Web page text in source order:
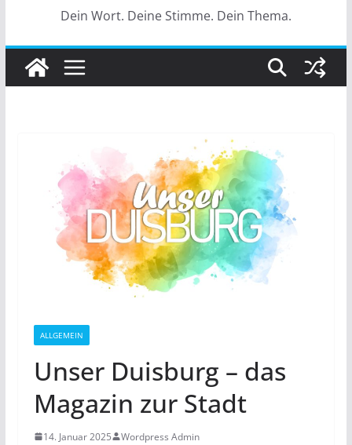
Dein Wort. Deine Stimme. Dein Thema.
ALLGEMEIN
Unser Duisburg – das
Magazin zur Stadt
14. Januar 2025 Wordpress Admin